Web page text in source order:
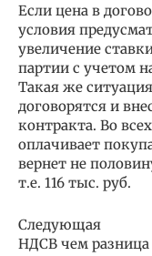
Если цена в
условия
увеличение
партии с учетом
Такая же
договорятся и
контракта. Во
оплачивает
вернет не
т.е. 116 тыс. руб.
Следующая
НДСВ чем